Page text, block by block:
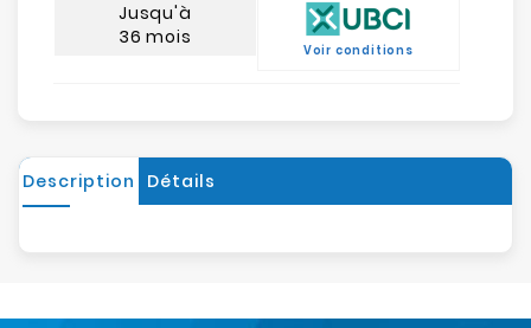
Jusqu'à
36 mois
Voir conditions
Description Détails